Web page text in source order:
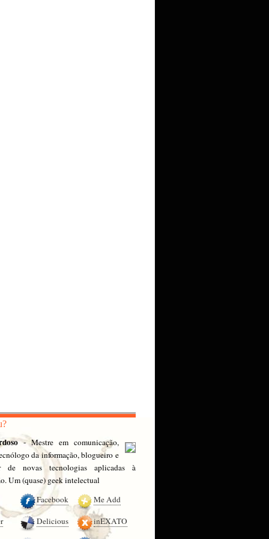
- Mestre em comunicação,
da informação, blogueiro e
de novas tecnologias aplicadas à
Um (quase) geek intelectual
Facebook
Delicious
Me Add
inEXATO